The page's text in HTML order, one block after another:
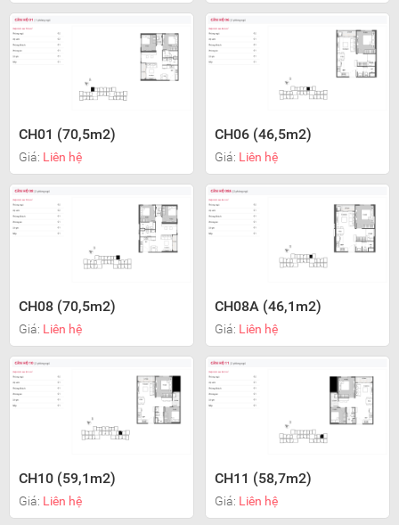
CH01 (70,5m2)
Giá: Liên hệ
CH06 (46,5m2)
Giá: Liên hệ
CH08 (70,5m2)
Giá: Liên hệ
CH08A (46,1m2)
Giá: Liên hệ
CH10 (59,1m2)
Giá: Liên hệ
CH11 (58,7m2)
Giá: Liên hệ